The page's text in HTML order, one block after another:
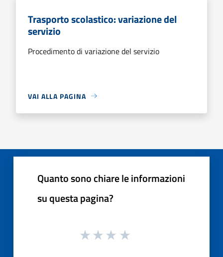
Trasporto scolastico: variazione del
servizio
Procedimento di variazione del servizio
VAI ALLA PAGINA
Quanto sono chiare le informazioni
su questa pagina?